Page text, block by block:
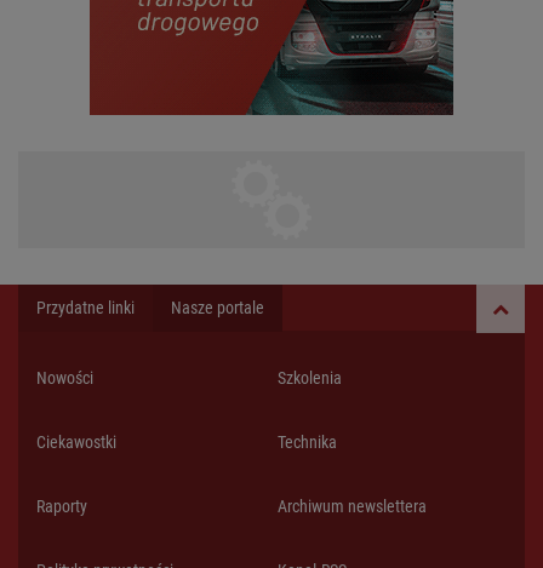
Przydatne linki Nasze portale
Nowości Szkolenia
Ciekawostki Technika
Raporty Archiwum newslettera